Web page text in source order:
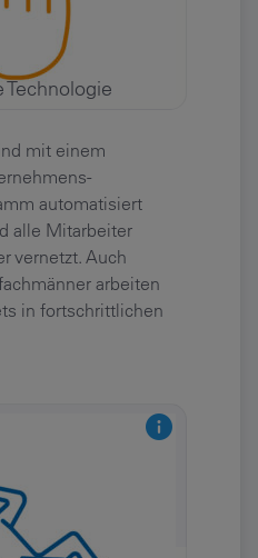
mit einem
automatisiert
alle Mitarbeiter
vernetzt. Auch
arbeiten
in fortschrittlichen